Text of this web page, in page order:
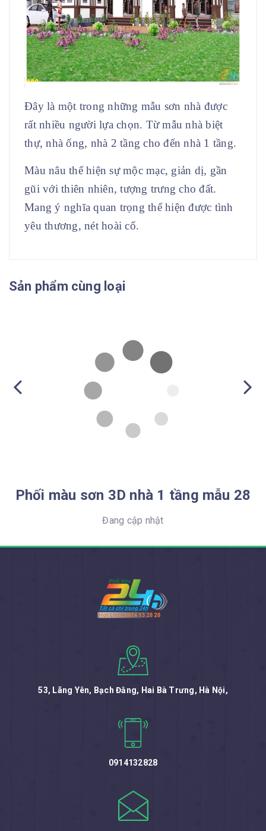
Đây là một trong những mẫu sơn nhà được
rất nhiều người lựa chọn. Từ mẫu nhà biệt
thự, nhà ống, nhà 2 tầng cho đến nhà 1 tầng.
Màu nâu thể hiện sự mộc mạc, giản dị, gần
gũi với thiên nhiên, tượng trưng cho đất.
Mang ý nghĩa quan trọng thể hiện được tình
yêu thương, nét hoài cổ.
Sản phẩm cùng loại
Phối màu sơn 3D nhà 1 tầng mẫu 28
Đang cập nhật
53, Lãng Yên, Bạch Đằng, Hai Bà Trưng, Hà Nội,
0914132828